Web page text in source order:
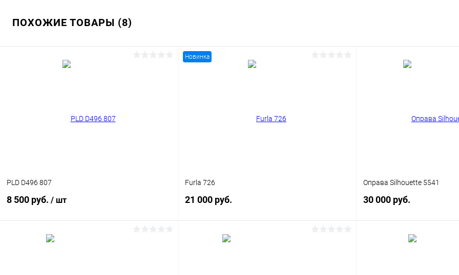
ПОХОЖИЕ ТОВАРЫ (8)
PLD D496 807
8 500 руб. / шт
Новинка
Furla 726
21 000 руб.
Оправа Silhouette 5541
30 000 руб.